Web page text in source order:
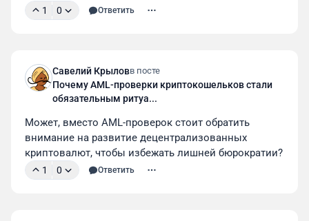
1 0 Ответить
Савелий Крыловв посте
Почему AML-проверки криптокошельков стали
обязательным ритуа...
Может, вместо AML-проверок стоит обратить
внимание на развитие децентрализованных
криптовалют, чтобы избежать лишней бюрократии?
1 0 Ответить